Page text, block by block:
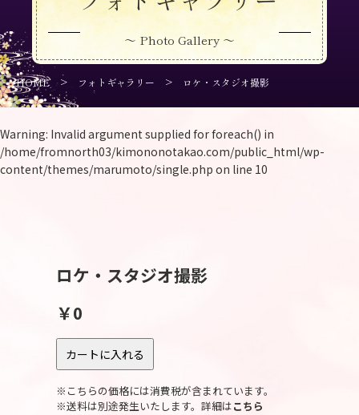
～ Photo Gallery ～
HOME > フォトギャラリー > ロケ・スタジオ撮影
Warning: Invalid argument supplied for foreach() in
/home/fromnorth03/kimononotakao.com/public_html/wp-
content/themes/marumoto/single.php on line 10
ロケ・スタジオ撮影
￥0
※こちらの価格には消費税が含まれています。
※送料は別途発生いたします。詳細はこちら